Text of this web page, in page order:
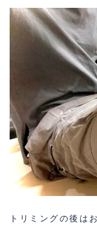
トリミングの後は